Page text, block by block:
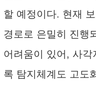
할 예정이다. 현재
경로로 은밀히 진행
어려움이 있어, 사각
록 탐지체계도 고도